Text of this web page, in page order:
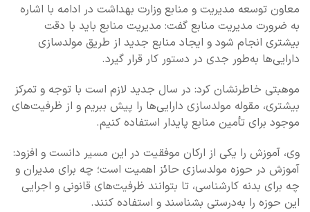
معاون توسعه مدیریت و منابع وزارت بهداشت در ادامه با اشاره
به ضرورت مدیریت منابع گفت: مدیریت منابع باید با دقت
بیشتری انجام شود و ایجاد منابع جدید از طریق مولدسازی
دارایی‌ها به‌طور جدی در دستور کار قرار گیرد.
موهبتی خاطرنشان کرد: در سال جدید لازم است با توجه و تمرکز
بیشتری، مقوله مولدسازی دارایی‌ها را پیش ببریم و از ظرفیت‌های
موجود برای تأمین منابع پایدار استفاده کنیم.
وی، آموزش را یکی از ارکان موفقیت در این مسیر دانست و افزود:
آموزش در حوزه مولدسازی حائز اهمیت است؛ چه برای مدیران و
چه برای بدنه کارشناسی، تا بتوانند ظرفیت‌های قانونی و اجرایی
این حوزه را به‌درستی بشناسند و استفاده کنند.